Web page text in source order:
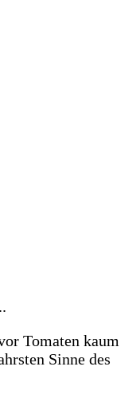
Tomaten kaum
Sinne des